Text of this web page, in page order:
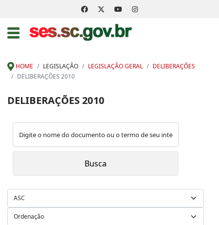
HOME LEGISLAÇÃO LEGISLAÇÃO GERAL
DELIBERAÇÕES
DELIBERAÇÕES 2010
DELIBERAÇÕES 2010